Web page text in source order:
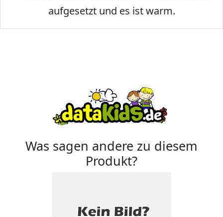
aufgesetzt und es ist warm.
Was sagen andere zu diesem
Produkt?